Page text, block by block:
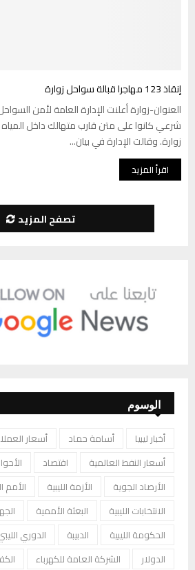
إنقاذ 123 مهاجرا قبالة سواحل زوارة
شرعي كانوا على متن قارب متهالك داخل المياه
زوارة. وقالت الإدارة في بيان...
اقرأ المزيد
تصفح المزيد
الوسوم
أخبار ليبيا أسامة حماد أسعار
أسعار النفط العالمية
اقتصاد
الأرصاد الجوية
الأزمة الليبية
الأمم
الانتخابات الليبية
البعثة الأممية
الحكومة الليبية
الدبيبة
الدوري
الدولار
الشركة العامة للكهرباء